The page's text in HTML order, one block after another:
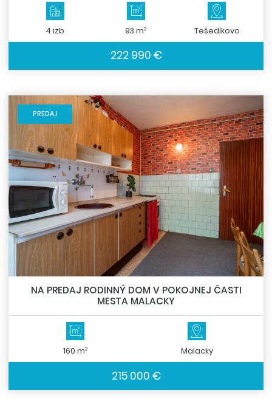
4 izb 93 m2 Tešedíkovo
222 990 €
PREDAJ
NA PREDAJ RODINNÝ DOM V POKOJNEJ ČASTI
MESTA MALACKY
160 m2 Malacky
215 000 €